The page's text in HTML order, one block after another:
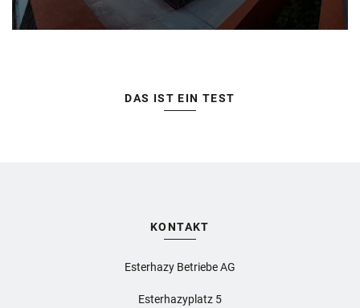
DAS IST EIN TEST
KONTAKT
Esterhazy Betriebe AG
Esterhazyplatz 5